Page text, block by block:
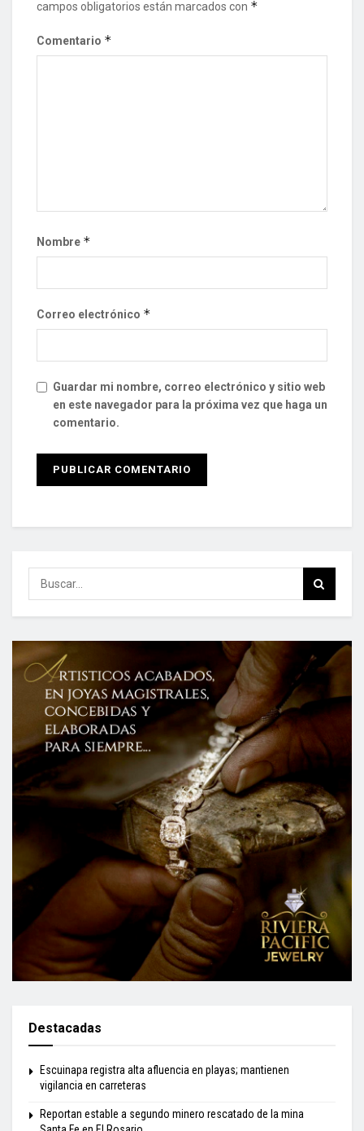
campos obligatorios están marcados con *
Comentario *
Nombre *
Correo electrónico *
Guardar mi nombre, correo electrónico y sitio web
en este navegador para la próxima vez que haga un
comentario.
Destacadas
Escuinapa registra alta afluencia en playas; mantienen
vigilancia en carreteras
Reportan estable a segundo minero rescatado de la mina